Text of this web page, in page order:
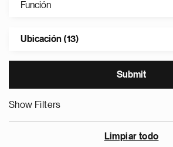
Función
Ubicación (13)
Show Filters
Limpiar todo